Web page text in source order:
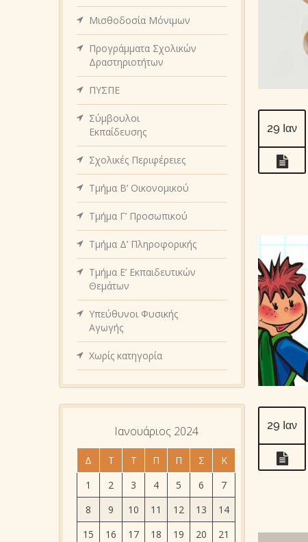
29 Ιαν
29 Ιαν
Μισθοδοσία Μόνιμων
Προγράμματα Σχολικών
Δραστηριοτήτων
ΠΥΣΠΕ
Σύμβουλοι
Εκπαίδευσης
Σχολικές Περιφέρειες
Τμήμα Β’ Οικονομικού
Τμήμα Γ’ Προσωπικού
Τμήμα Δ’ Πληροφορικής
Τμήμα Ε’ Εκπαιδευτικών
Θεμάτων
Υπεύθυνοι Φυσικής
Αγωγής
Χωρίς κατηγορία
Ιανουάριος 2024
Δ Τ Τ Π Π Σ
Κ
1
2 3 4 5 6
7
8
9 10 11 12 13
14
15
16 17 18 19 20
21